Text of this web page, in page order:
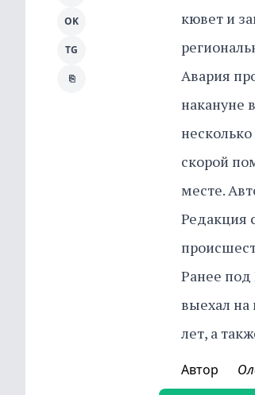
кювет и
Авария
накануне
скорой
месте.
Редакция
Ранее
выехал на
лет, а
OK
TG
⎘
Автор